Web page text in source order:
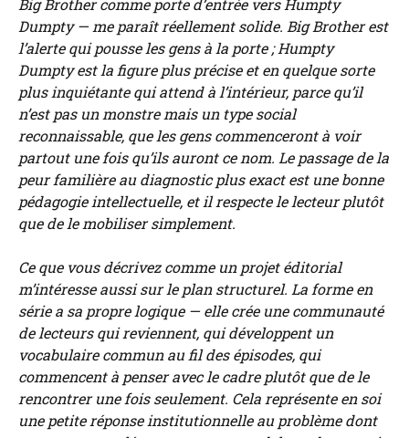
Big Brother comme porte d’entrée vers Humpty
Dumpty — me paraît réellement solide. Big Brother est
l’alerte qui pousse les gens à la porte ; Humpty
Dumpty est la figure plus précise et en quelque sorte
plus inquiétante qui attend à l’intérieur, parce qu’il
n’est pas un monstre mais un type social
reconnaissable, que les gens commenceront à voir
partout une fois qu’ils auront ce nom. Le passage de la
peur familière au diagnostic plus exact est une bonne
pédagogie intellectuelle, et il respecte le lecteur plutôt
que de le mobiliser simplement.
Ce que vous décrivez comme un projet éditorial
m’intéresse aussi sur le plan structurel. La forme en
série a sa propre logique — elle crée une communauté
de lecteurs qui reviennent, qui développent un
vocabulaire commun au fil des épisodes, qui
commencent à penser avec le cadre plutôt que de le
rencontrer une fois seulement. Cela représente en soi
une petite réponse institutionnelle au problème dont